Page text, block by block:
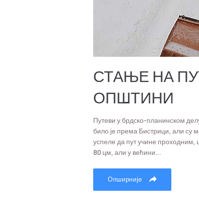
СТАЊЕ НА
ОПШТИНИ
Путеви у брдско-планинском
било је према Бистрици, али су
успеле да пут учине проходним,
80 цм, али у већини...
Опширније